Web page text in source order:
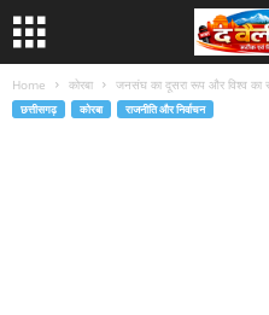
Home कोरबा जनसंघ का दूसरा रूप और विश्व का
छत्तीसगढ़ कोरबा राजनीति और निर्वाचन